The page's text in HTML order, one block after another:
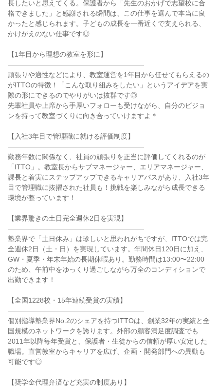
長したいと思えてくる。保護者から「先生のおかげで志望校に合
格できました」と感謝される瞬間は、この仕事を選んで本当に良
かったと感じられます。子どもの成長を一番近くで支えられる、
かけがえのない仕事です◎
【1年目から理想の教室を形に】
――――――――――――――――――――
頑張りや適性などにより、教室運営を1年目から任せてもらえるの
がITTOの特徴！「こんな取り組みをしたい」というアイデアを実
際の形にできるのでやりがいは抜群です◎
先輩社員や上席から手厚いフォローも受けながら、自分のビジョ
ンを持って教室づくりに向き合っていけますよ＊
【入社3年目で管理職に就ける評価制度】
――――――――――――――――――――
勤務年数に関係なく、社員の頑張りを正当に評価してくれるのが
「ITTO」。教室長からサブマネージャー、エリアマネージャー、
課長と着実にステップアップできるキャリアパスがあり、入社3年
目で管理職に抜擢された社員も！挑戦を楽しみながら成長できる
環境が整っています！
【業界驚きの土日完全週休2日を実現】
――――――――――――――――――――
塾業界で「土日休み」は珍しいと思われがちですが、ITTOでは完
全週休2日（土・日）を実現しています。年間休日120日に加え、
GW・夏季・年末年始の長期休暇あり。勤務時間は13:00〜22:00
のため、午前中をゆっくり過ごしながら万全のコンディションで
出勤できます！
【全国1228校・15年連続受賞の実績】
――――――――――――――――――――
個別指導塾業界No.2のシェアを持つITTOは、創業32年の実績と全
国規模のネットワークを誇ります。外部の顧客満足度調査でも
2011年以降毎年受賞と、保護者・生徒からの信頼が厚い安定した
職場。直営教室からキャリアを広げ、企画・開発部門への異動も
可能です◎
【奨学金代理弁済など充実の制度あり】